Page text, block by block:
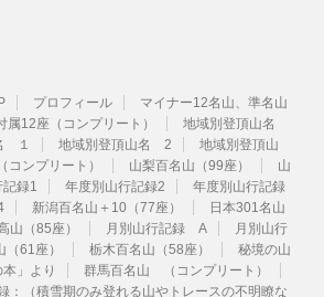
プロフィール
マイナー12名山、準名山
属12座（コンプリート）
地域別登頂山名
１ 地域別登頂山名 2
地域別登頂山
コンプリート） 山梨百名山（99座）
山
録1 年度別山行記録2
年度別山行記録
新潟百名山＋10（77座）
日本301名山
山（85座） 月別山行記録 A
月別山行
61座） 栃木百名山（58座）
秘境の山
」より
群馬百名山 （コンプリート）
：（積雪期のみ登れる山やトレースの不明瞭な